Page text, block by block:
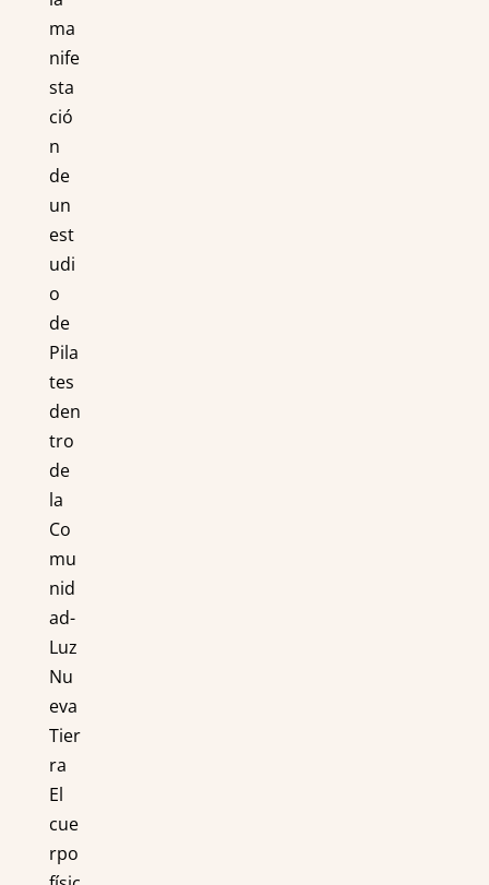
ma
nife
sta
ció
n
de
un
est
udi
o
de
Pila
tes
den
tro
de
la
Co
mu
nid
ad-
Luz
Nu
eva
Tier
ra
El
cue
rpo